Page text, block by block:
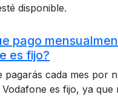
disponible.
pago
es fijo?
pagarás cada mes por
es fijo, ya que